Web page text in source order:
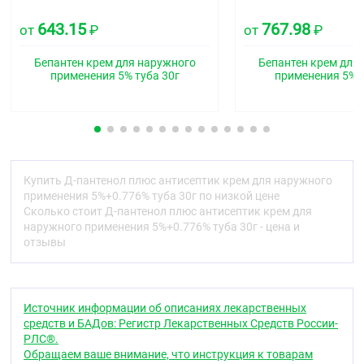
Фармакологические свойства
Декспантенол + Хлоргексидин — комбинированный
— является составной частью кофермента А (Ко-A)
клеточный метаболизм, ускоряет митоз,
увеличивает прочность коллагеновых волокон.
Оказывает слабое противовоспалительное
действие.
Хлоргексидин — противомикробный препарат,
грамотрицательных бактерий, в том числе
Staphylococcus spp., Enterococcus spp.,
Pseudomonas aeruginosa, E. coli, Streptococcus spp.,
а также дрожжеподобных грибов и дерматофитов.
Сохраняет активность в присутствии крови, гноя,
от 643.15₽
Бепантен крем для наружного
применения 5% туба 30г
от767.98 ₽
Бепантен крем для
применения 5%
Купить Д-пантенол плюс антисептик крем для наружного
применения 5%+0.776% туба 30г по низкой цене
Сколько стоит Д-пантенол плюс антисептик крем для
наружного применения 5%+0.776% туба 30г - цена и
отзывы
Источник информации об описаниях лекарственных
средств и БАДов: Регистр Лекарственных Средств России-
РЛС®.
Обращаем ваше внимание, что инструкция к товарам